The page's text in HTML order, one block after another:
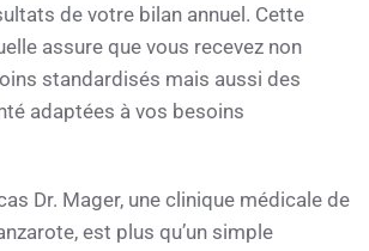
de votre bilan annuel. Cette
assure que vous recevez non
standardisés mais aussi des
adaptées à vos besoins
Dr. Mager, une clinique médicale de
est plus qu’un simple